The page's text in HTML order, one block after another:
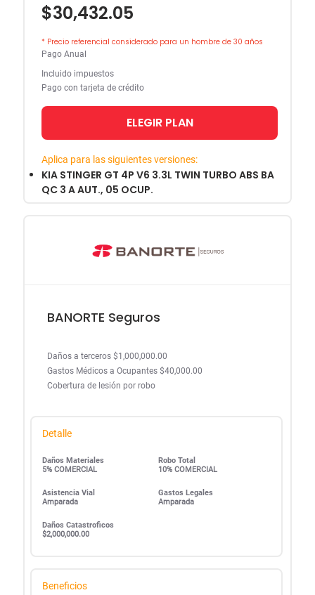
$30,432.05
* Precio referencial considerado para un hombre de 30 años
Pago Anual
Incluido impuestos
Pago con tarjeta de crédito
ELEGIR PLAN
Aplica para las siguientes versiones:
KIA STINGER GT 4P V6 3.3L TWIN TURBO ABS BA
QC 3 A AUT., 05 OCUP.
BANORTE Seguros
Daños a terceros $1,000,000.00
Gastos Médicos a Ocupantes $40,000.00
Cobertura de lesión por robo
Detalle
Daños Materiales
5% COMERCIAL
Robo Total
10% COMERCIAL
Asistencia Vial
Amparada
Gastos Legales
Amparada
Daños Catastroficos
$2,000,000.00
Beneficios